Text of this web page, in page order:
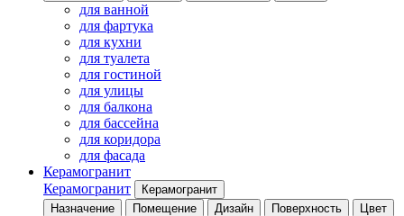
для ванной
для фартука
для кухни
для туалета
для гостиной
для улицы
для балкона
для бассейна
для коридора
для фасада
Керамогранит
Керамогранит
Керамогранит
Назначение
Помещение Дизайн Поверхность
Цвет